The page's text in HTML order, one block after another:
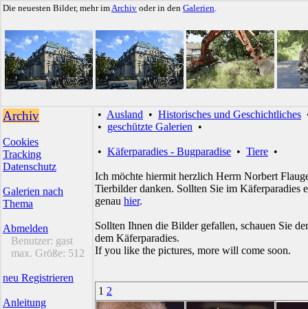
Die neuesten Bilder, mehr imArchiv oder in den Galerien.
Archiv
Cookies
Tracking
Datenschutz
Galerien nach
Thema
Abmelden
Benutzer: gast
max. Größe: 512
neu Registrieren
Anleitung
• Ausland • Historisches und Geschichtliches
• geschützte Galerien •
• Käferparadies - Bugparadise • Tiere •
Ich möchte hiermit herzlich Herrn Norbert
Tierbilder danken. Sollten Sie im Käferparadies
genau hier.
Sollten Ihnen die Bilder gefallen, schauen Sie
dem Käferparadies.
If you like the pictures, more will come soon.
1 2